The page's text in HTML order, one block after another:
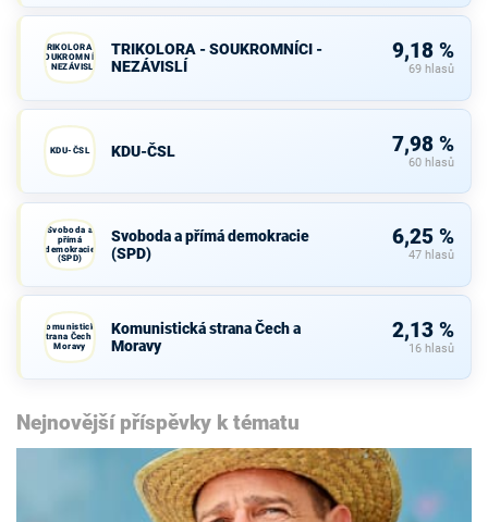
TRIKOLORA -
SOUKROMNÍCI
- NEZÁVISLÍ
TRIKOLORA - SOUKROMNÍCI -
NEZÁVISLÍ
9,18 %
69 hlasů
KDU-ČSL KDU-ČSL 7,98 %
60 hlasů
Svoboda a
přímá
demokracie
(SPD)
Svoboda a přímá demokracie
(SPD)
6,25 %
47 hlasů
Komunistická
strana Čech a
Moravy
Komunistická strana Čech a
Moravy
2,13 %
16 hlasů
Nejnovější příspěvky k tématu